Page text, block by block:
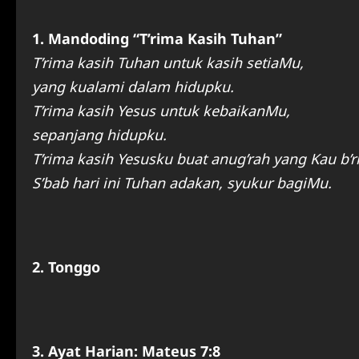
1. Mandoding “T’rima Kasih Tuhan”
T’rima kasih Tuhan untuk kasih setiaMu,
yang kualami dalam hidupku.
T’rima kasih Yesus untuk kebaikanMu,
sepanjang hidupku.
T’rima kasih Yesusku buat anug’rah yang Kau
S’bab hari ini Tuhan adakan, syukur bagiMu.
2. Tonggo
3. Ayat Harian: Mateus 7:8